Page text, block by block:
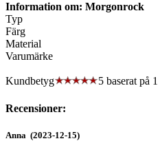
Information om: Morgonrock
Typ
Färg
Material
Varumärke
Kundbetyg 5 baserat på 1
Recensioner:
Anna (2023-12-15)